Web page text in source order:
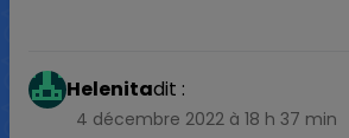
Helenitadit :
4 décembre 2022 à 18 h 37 min